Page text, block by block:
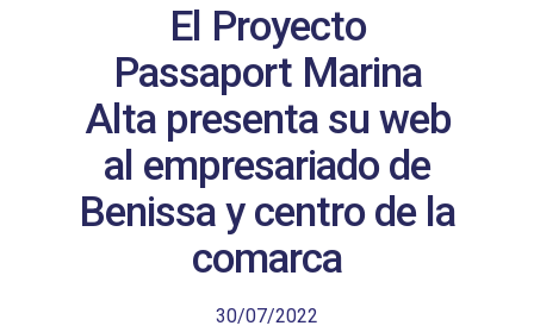
El Proyecto
Passaport Marina
Alta presenta su web
al empresariado de
Benissa y centro de la
comarca
30/07/2022